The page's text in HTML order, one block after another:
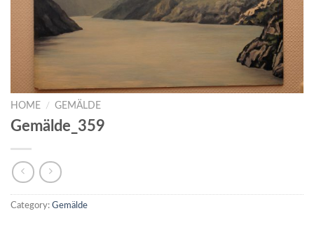
HOME / GEMÄLDE
Gemälde_359
Category: Gemälde